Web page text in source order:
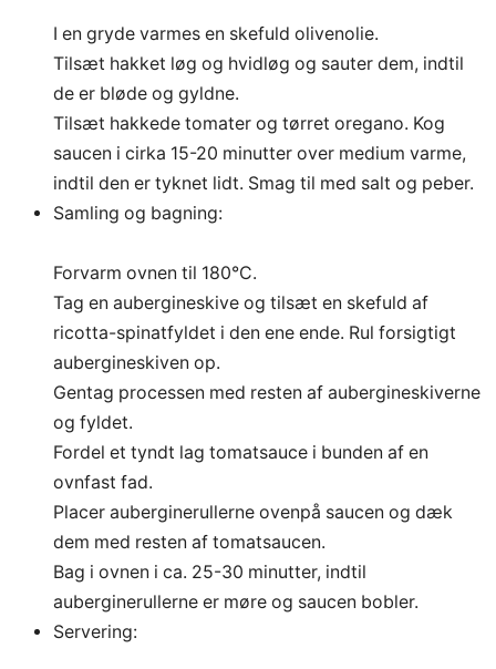
I en gryde varmes en skefuld olivenolie.
Tilsæt hakket løg og hvidløg og sauter dem, indtil
de er bløde og gyldne.
Tilsæt hakkede tomater og tørret oregano. Kog
saucen i cirka 15-20 minutter over medium varme,
indtil den er tyknet lidt. Smag til med salt og peber.
Samling og bagning:
Forvarm ovnen til 180°C.
Tag en aubergineskive og tilsæt en skefuld af
ricotta-spinatfyldet i den ene ende. Rul forsigtigt
aubergineskiven op.
Gentag processen med resten af aubergineskiverne
og fyldet.
Fordel et tyndt lag tomatsauce i bunden af en
ovnfast fad.
Placer auberginerullerne ovenpå saucen og dæk
dem med resten af tomatsaucen.
Bag i ovnen i ca. 25-30 minutter, indtil
auberginerullerne er møre og saucen bobler.
Servering: